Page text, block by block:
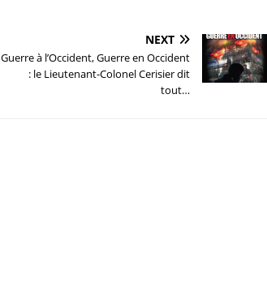
NEXT
Guerre à l’Occident, Guerre en Occident
: le Lieutenant-Colonel Cerisier dit
tout…